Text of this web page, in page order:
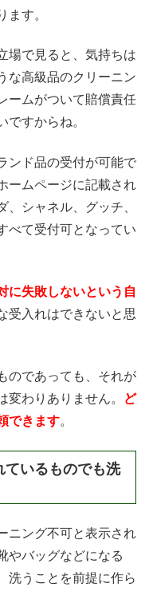
ます。
場で見ると、気持ちは
な高級品のクリーニン
ームがついて賠償責任
ですからね。
ンド品の受付が可能で
ームページに記載され
シャネル、グッチ、
べて受付可となってい
に失敗しないという自
受入れはできないと思
のであっても、それが
変わりありません。
ど
できます。
ているものでも洗
ニング不可と表示され
やバッグなどになる
洗うことを前提に作ら